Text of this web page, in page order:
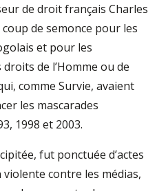
de droit français Charles
de semonce pour les
et pour les
de l’Homme ou de
comme Survie, avaient
les mascarades
1998 et 2003.
fut ponctuée d’actes
contre les médias,